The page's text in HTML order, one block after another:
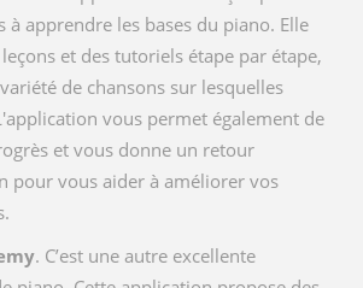
à apprendre les bases du piano. Elle
et des tutoriels étape par étape,
de chansons sur lesquelles
vous permet également de
et vous donne un retour
pour vous aider à améliorer vos
. C’est une autre excellente